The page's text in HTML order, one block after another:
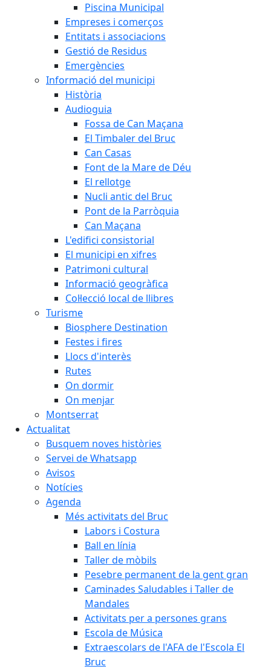
Piscina Municipal
Empreses i comerços
Entitats i associacions
Gestió de Residus
Emergències
Informació del municipi
Història
Audioguia
Fossa de Can Maçana
El Timbaler del Bruc
Can Casas
Font de la Mare de Déu
El rellotge
Nucli antic del Bruc
Pont de la Parròquia
Can Maçana
L'edifici consistorial
El municipi en xifres
Patrimoni cultural
Informació geogràfica
Col·lecció local de llibres
Turisme
Biosphere Destination
Festes i fires
Llocs d'interès
Rutes
On dormir
On menjar
Montserrat
Actualitat
Busquem noves històries
Servei de Whatsapp
Avisos
Notícies
Agenda
Més activitats del Bruc
Labors i Costura
Ball en línia
Taller de mòbils
Pesebre permanent de la gent gran
Caminades Saludables i Taller de
Mandales
Activitats per a persones grans
Escola de Música
Extraescolars de l'AFA de l'Escola El
Bruc